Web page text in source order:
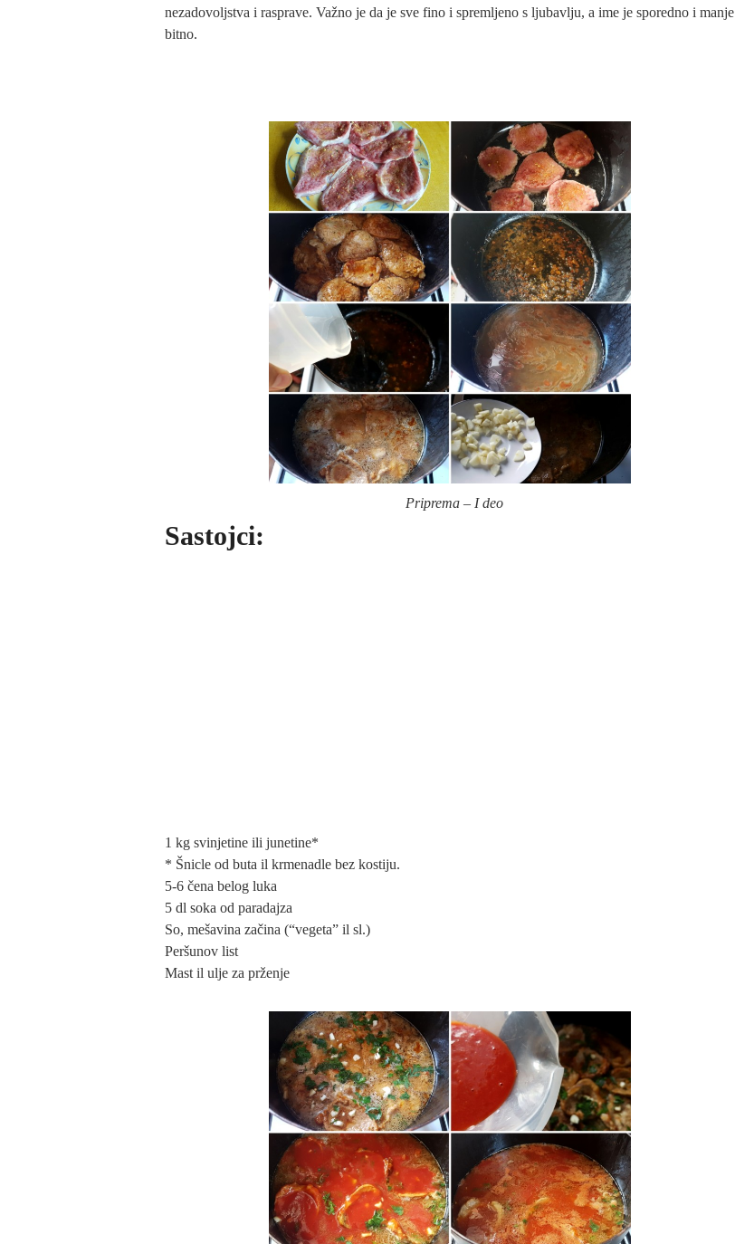
nezadovoljstva i rasprave. Važno je da je sve fino i spremljeno s ljubavlju, a ime je sporedno i manje
bitno.
Priprema – I deo
Sastojci:
1 kg svinjetine ili junetine*
* Šnicle od buta il krmenadle bez kostiju.
5-6 čena belog luka
5 dl soka od paradajza
So, mešavina začina (“vegeta” il sl.)
Peršunov list
Mast il ulje za prženje